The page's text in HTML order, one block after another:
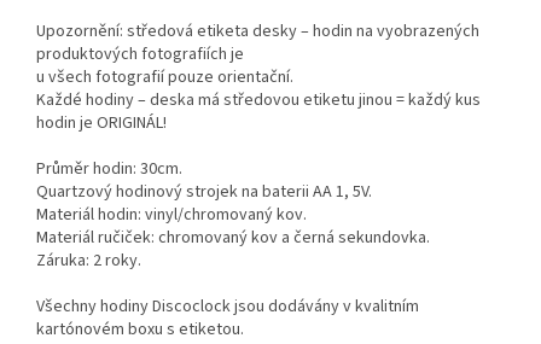
Upozornění: středová etiketa desky – hodin na vyobrazených
produktových fotografiích je
u všech fotografií pouze orientační.
Každé hodiny – deska má středovou etiketu jinou = každý kus
hodin je ORIGINÁL!
Průměr hodin: 30cm.
Quartzový hodinový strojek na baterii AA 1, 5V.
Materiál hodin: vinyl/chromovaný kov.
Materiál ručiček: chromovaný kov a černá sekundovka.
Záruka: 2 roky.
Všechny hodiny Discoclock jsou dodávány v kvalitním
kartónovém boxu s etiketou.